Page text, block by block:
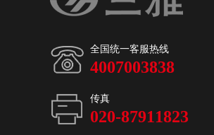
全国统一客服热线
4007003838
传真
020-87911823